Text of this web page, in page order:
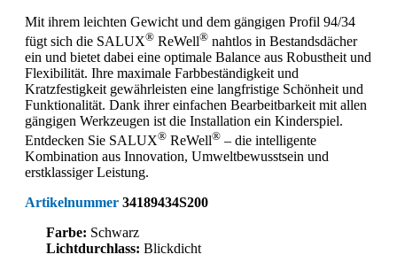
Mit ihrem leichten Gewicht und dem gängigen Profil 94/34
fügt sich die SALUX® ReWell® nahtlos in Bestandsdächer
ein und bietet dabei eine optimale Balance aus Robustheit und
Flexibilität. Ihre maximale Farbbeständigkeit und
Kratzfestigkeit gewährleisten eine langfristige Schönheit und
Funktionalität. Dank ihrer einfachen Bearbeitbarkeit mit allen
gängigen Werkzeugen ist die Installation ein Kinderspiel.
Entdecken Sie SALUX® ReWell® – die intelligente
Kombination aus Innovation, Umweltbewusstsein und
erstklassiger Leistung.
Artikelnummer 34189434S200
Farbe: Schwarz
Lichtdurchlass: Blickdicht